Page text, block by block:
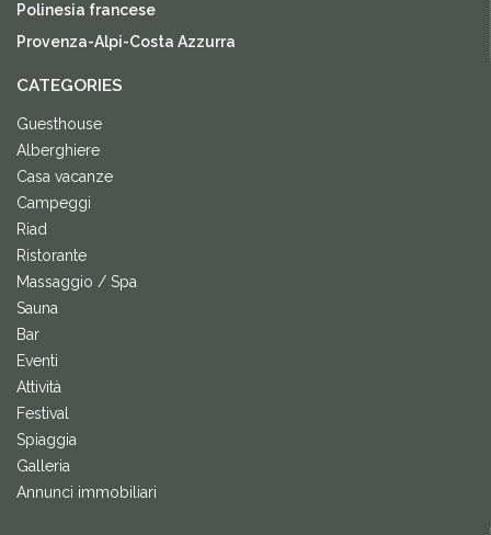
Polinesia francese
Provenza-Alpi-Costa Azzurra
CATEGORIES
Guesthouse
Alberghiere
Casa vacanze
Campeggi
Riad
Ristorante
Massaggio / Spa
Sauna
Bar
Eventi
Attività
Festival
Spiaggia
Galleria
Annunci immobiliari